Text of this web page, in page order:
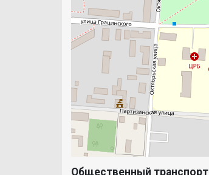
Общественный транспорт